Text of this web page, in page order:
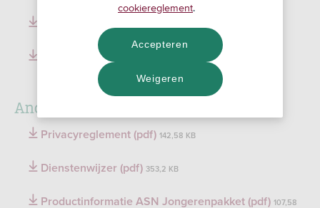
Algemene bankvoorwaarden (pdf)172,65 KB
Andere belangrijke informatie
Privacyreglement (pdf) 142,58 KB
Dienstenwijzer (pdf) 353,2 KB
Productinformatie ASN Jongerenpakket (pdf) 107,58
cookiereglement.
Weigeren
Accepteren